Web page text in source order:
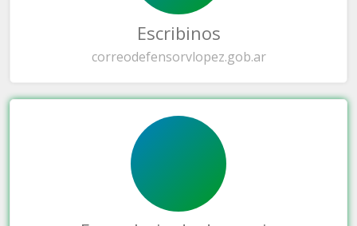
Escribinos
correodefensorvlopez.gob.ar